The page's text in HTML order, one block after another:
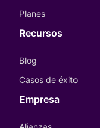
Planes
Recursos
Blog
Casos de éxito
Empresa